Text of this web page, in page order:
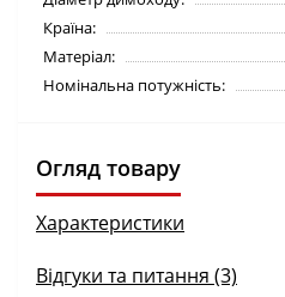
Країна:
Матеріал:
Номінальна потужність:
Огляд товару
Характеристики
Відгуки та питання (3)